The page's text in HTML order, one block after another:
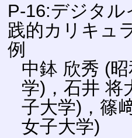
P-16:デジタ
践的カリキュ
例
中鉢 欣秀 (
学)，石井 将
子大学)，篠
女子大学)